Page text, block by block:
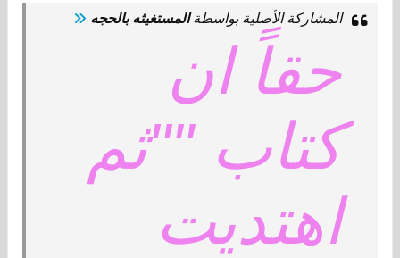
المشاركة الأصلية بواسطةالمستغيثه بالحجه
حقاً ان
كتاب ""ثم
اهتديت